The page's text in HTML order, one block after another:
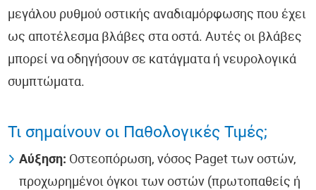
μεγάλου ρυθμού οστικής αναδιαμόρφωσης που έχει
ως αποτέλεσμα βλάβες στα οστά. Αυτές οι βλάβες
μπορεί να οδηγήσουν σε κατάγματα ή νευρολογικά
συμπτώματα.
Τι σημαίνουν οι Παθολογικές Τιμές;
Αύξηση: Οστεοπόρωση, νόσος Paget των οστών,
προχωρημένοι όγκοι των οστών (πρωτοπαθείς ή